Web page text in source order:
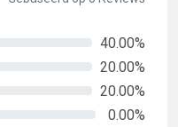
40.00%
20.00%
20.00%
0.00%